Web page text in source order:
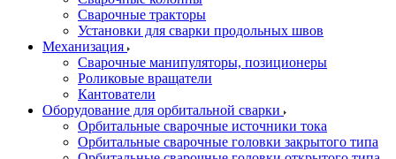
Сварочные тракторы
Установки для сварки продольных швов
Механизация
Сварочные манипуляторы, позиционеры
Роликовые вращатели
Кантователи
Оборудование для орбитальной сварки
Орбитальные сварочные источники тока
Орбитальные сварочные головки закрытого типа